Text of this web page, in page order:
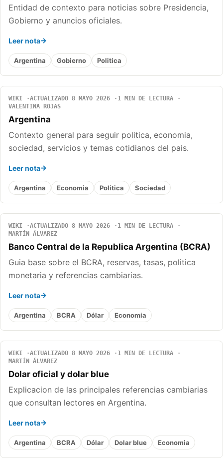
Entidad de contexto para noticias sobre Presidencia,
Gobierno y anuncios oficiales.
Leer nota
Argentina Gobierno Politica
WIKI ACTUALIZADO 8 MAYO 2026
1 MIN DE LECTURA
VALENTINA ROJAS
Argentina
Contexto general para seguir politica, economia,
sociedad, servicios y temas cotidianos del pais.
Leer nota
Argentina Economia Politica Sociedad
WIKI ACTUALIZADO 8 MAYO 2026
1 MIN DE LECTURA
MARTÍN ÁLVAREZ
Banco Central de la Republica Argentina (BCRA)
Guia base sobre el BCRA, reservas, tasas, politica
monetaria y referencias cambiarias.
Leer nota
Argentina BCRA Dólar Economia
WIKI ACTUALIZADO 8 MAYO 2026
1 MIN DE LECTURA
MARTÍN ÁLVAREZ
Dolar oficial y dolar blue
Explicacion de las principales referencias cambiarias
que consultan lectores en Argentina.
Leer nota
Argentina BCRA Dólar Dolar blue Economia